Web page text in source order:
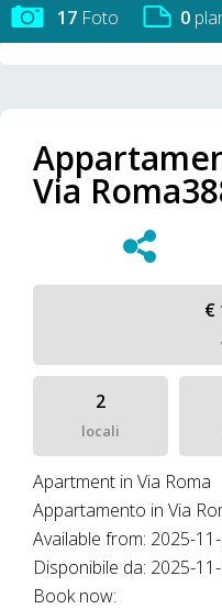
17 Foto 0
Via
€
2
locali
Apartment in Via Roma
Appartamento in Via
Available from: 2025-
Disponibile da: 2025-
Book now: